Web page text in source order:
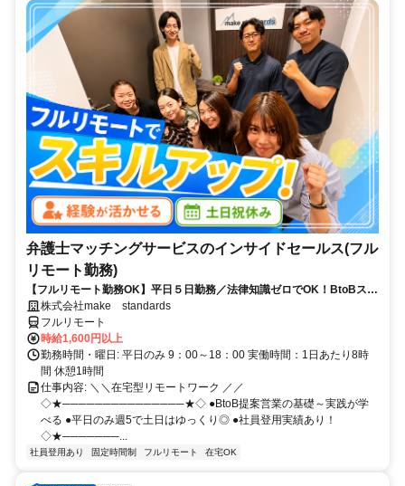
弁護士マッチングサービスのインサイドセールス(フル
リモート勤務)
【フルリモート勤務OK】平日５日勤務／法律知識ゼロでOK！BtoBスキ
ルが身につく営業職
株式会社make standards
フルリモート
時給1,600円以上
勤務時間・曜日: 平日のみ 9：00～18：00 実働時間：1日あたり8時
間 休憩1時間
仕事内容: ＼＼在宅型リモートワーク ／／
◇★───────────────★◇ ●BtoB提案営業の基礎～実践が学
べる ●平日のみ週5で土日はゆっくり◎ ●社員登用実績あり！
◇★───────...
社員登用あり 固定時間制 フルリモート 在宅OK